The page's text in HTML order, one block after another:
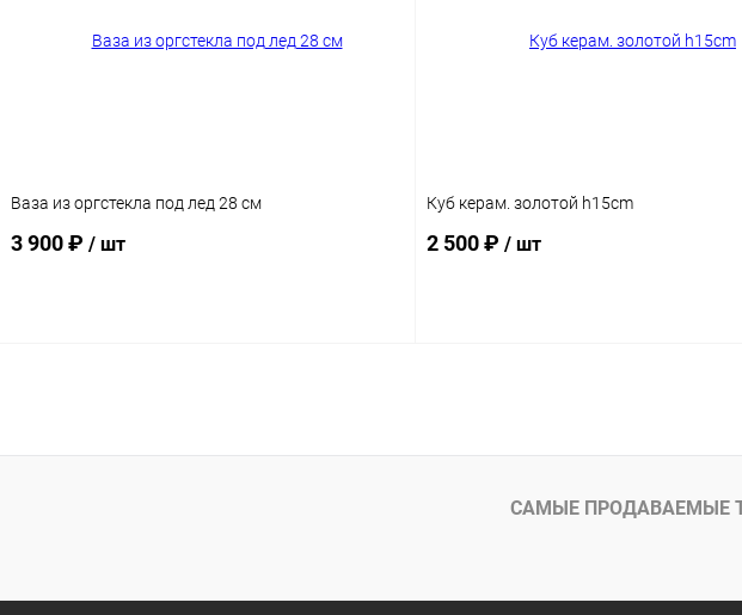
Ваза из оргстекла под лед 28 см
3 900 ₽ / шт
Куб керам. золотой h15cm
2 500 ₽ / шт
САМЫЕ ПРОДАВАЕМЫЕ